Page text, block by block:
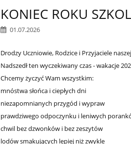
KONIEC ROKU
01.07.2026
Drodzy Uczniowie, Rodzice i Przyjaciele
Nadszedł ten wyczekiwany czas - wakacje
Chcemy życzyć Wam wszystkim:
mnóstwa słońca i ciepłych dni
niezapomnianych przygód i wypraw
prawdziwego odpoczynku i leniwych
chwil bez dzwonków i bez zeszytów
lodów smakujących lepiej niż zwykle